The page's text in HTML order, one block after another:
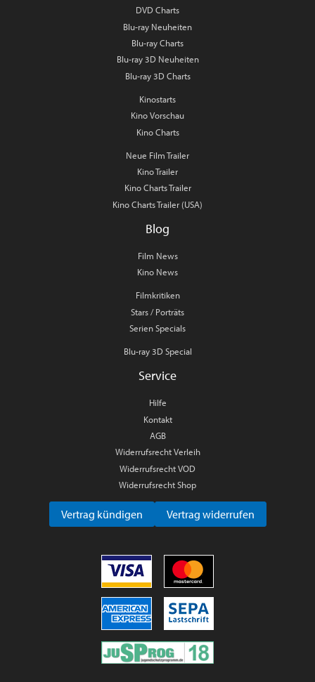
DVD Charts
Blu-ray Neuheiten
Blu-ray Charts
Blu-ray 3D Neuheiten
Blu-ray 3D Charts
Kinostarts
Kino Vorschau
Kino Charts
Neue Film Trailer
Kino Trailer
Kino Charts Trailer
Kino Charts Trailer (USA)
Blog
Film News
Kino News
Filmkritiken
Stars / Porträts
Serien Specials
Blu-ray 3D Special
Service
Hilfe
Kontakt
AGB
Widerrufsrecht Verleih
Widerrufsrecht VOD
Widerrufsrecht Shop
Vertrag kündigen Vertrag widerrufen